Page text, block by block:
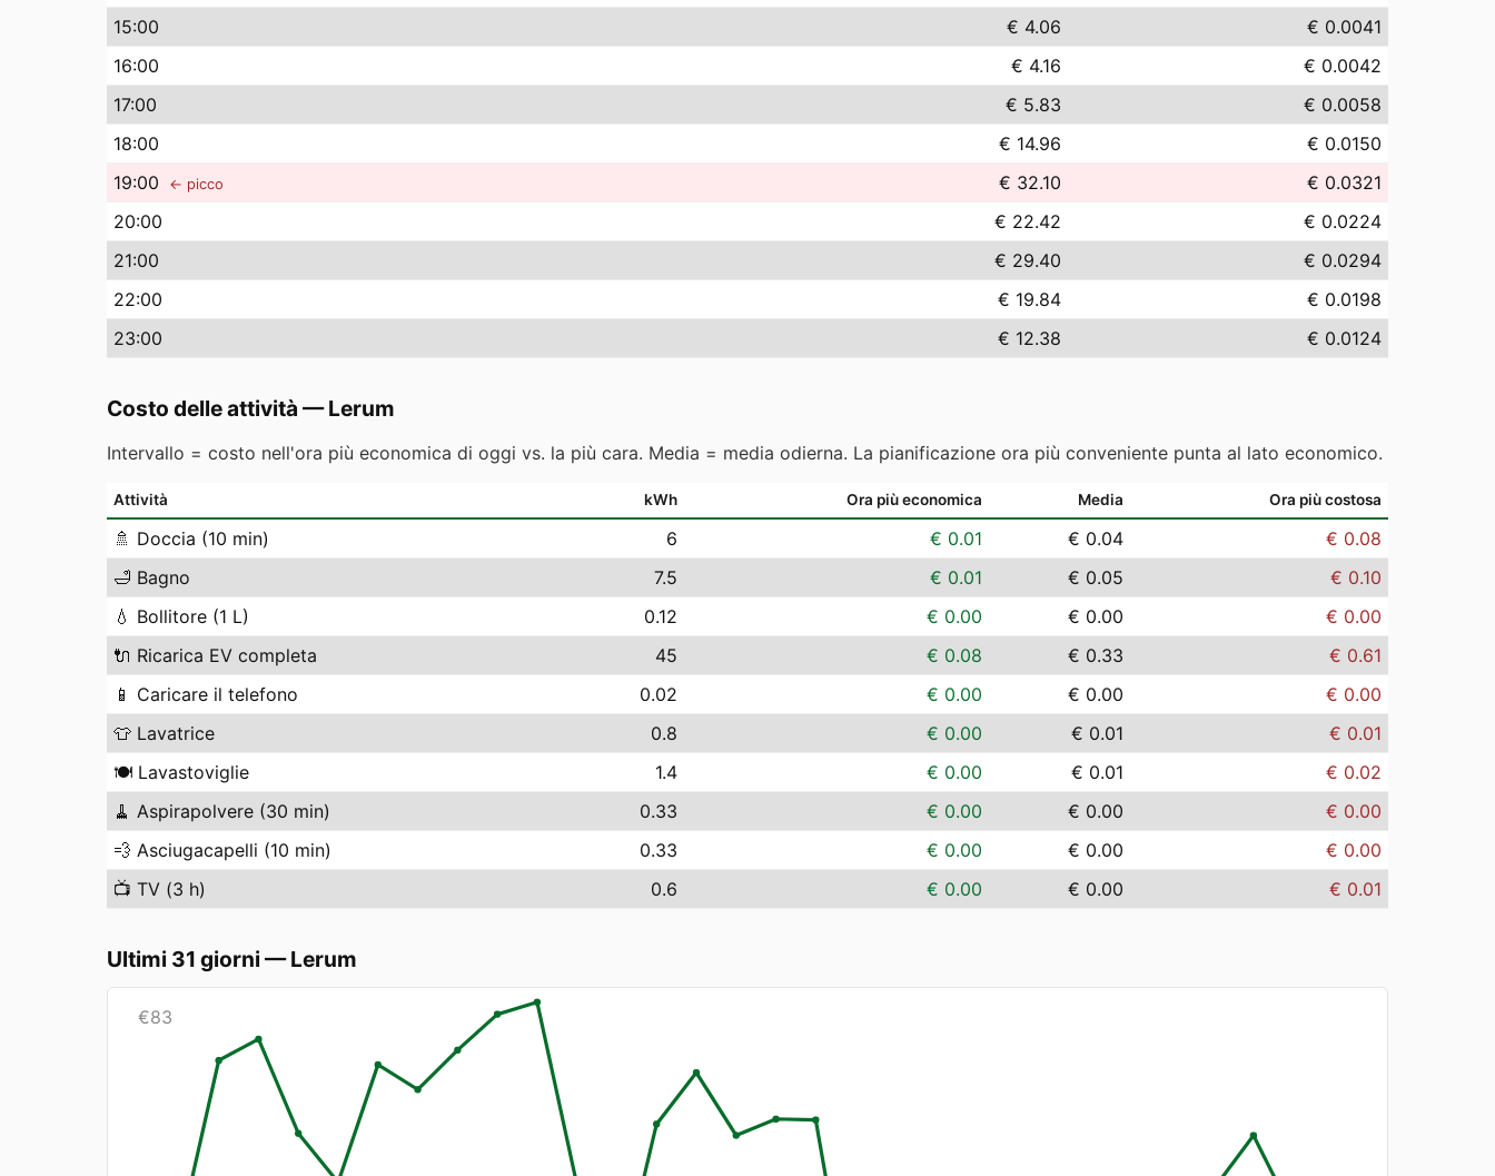
15:00 € 4.06
€ 0.0041
16:00 € 4.16
€ 0.0042
17:00 € 5.83
€ 0.0058
18:00 € 14.96
€ 0.0150
19:00 ← picco € 32.10
€ 0.0321
20:00 € 22.42
€ 0.0224
21:00 € 29.40
€ 0.0294
22:00 € 19.84
€ 0.0198
23:00 € 12.38 € 0.0124
Costo delle attività —Lerum
Intervallo = costo nell'ora più economica di oggi vs. la più cara. Media = media odierna. La pianificazione ora più conveniente punta al lato economico.
Attività kWh Ora più economica Media Ora più costosa
🚿 Doccia (10 min) 6 € 0.01 € 0.04
€ 0.08
🛁 Bagno 7.5 € 0.01 € 0.05
€ 0.10
💧 Bollitore (1 L) 0.12 € 0.00 € 0.00
€ 0.00
🔌 Ricarica EV completa 45 € 0.08 € 0.33
€ 0.61
📱 Caricare il telefono 0.02 € 0.00 € 0.00
€ 0.00
👕 Lavatrice 0.8 € 0.00 € 0.01
€ 0.01
🍽️ Lavastoviglie 1.4 € 0.00 € 0.01
€ 0.02
🧹 Aspirapolvere (30 min) 0.33 € 0.00 € 0.00
€ 0.00
💨 Asciugacapelli (10 min) 0.33 € 0.00 € 0.00
€ 0.00
📺 TV (3 h) 0.6 € 0.00 € 0.00 € 0.01
Ultimi 31 giorni —Lerum
€83